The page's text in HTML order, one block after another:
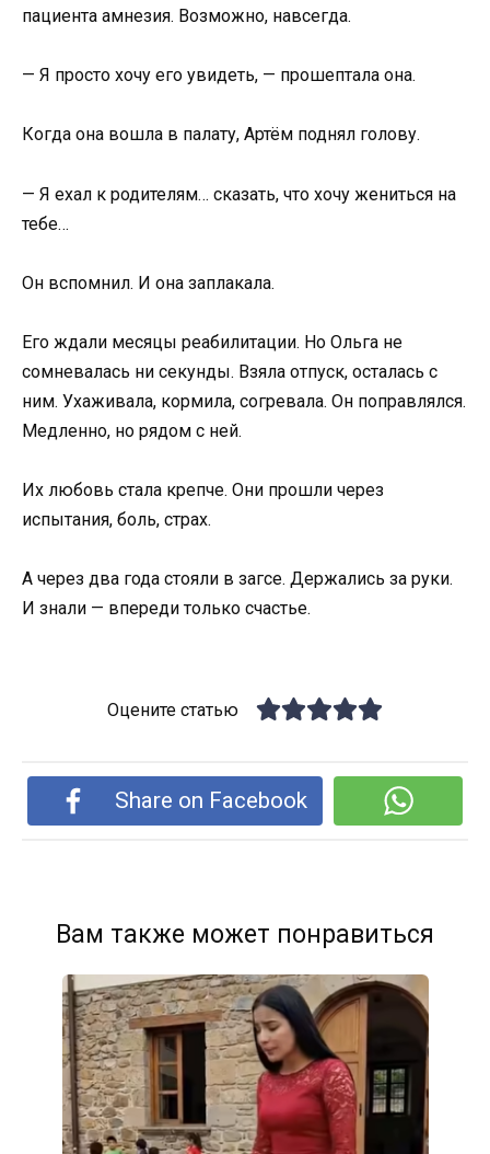
пациента амнезия. Возможно, навсегда.
— Я просто хочу его увидеть, — прошептала она.
Когда она вошла в палату, Артём поднял голову.
— Я ехал к родителям… сказать, что хочу жениться на
тебе…
Он вспомнил. И она заплакала.
Его ждали месяцы реабилитации. Но Ольга не
сомневалась ни секунды. Взяла отпуск, осталась с
ним. Ухаживала, кормила, согревала. Он поправлялся.
Медленно, но рядом с ней.
Их любовь стала крепче. Они прошли через
испытания, боль, страх.
А через два года стояли в загсе. Держались за руки.
И знали — впереди только счастье.
Оцените статью
Share on Facebook
Вам также может понравиться